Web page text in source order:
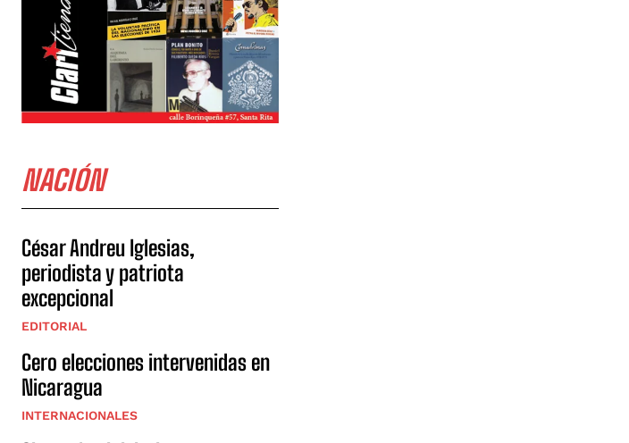
NACIÓN
César Andreu Iglesias,
periodista y patriota
excepcional
EDITORIAL
Cero elecciones intervenidas en
Nicaragua
INTERNACIONALES